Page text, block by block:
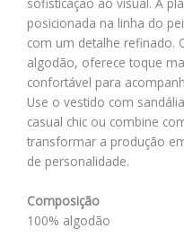
posicionada na linha do
com um detalhe refinado.
algodão, oferece toque
confortável para
Use o vestido com
casual chic ou combine
transformar a produção
de personalidade.
Composição
100% algodão